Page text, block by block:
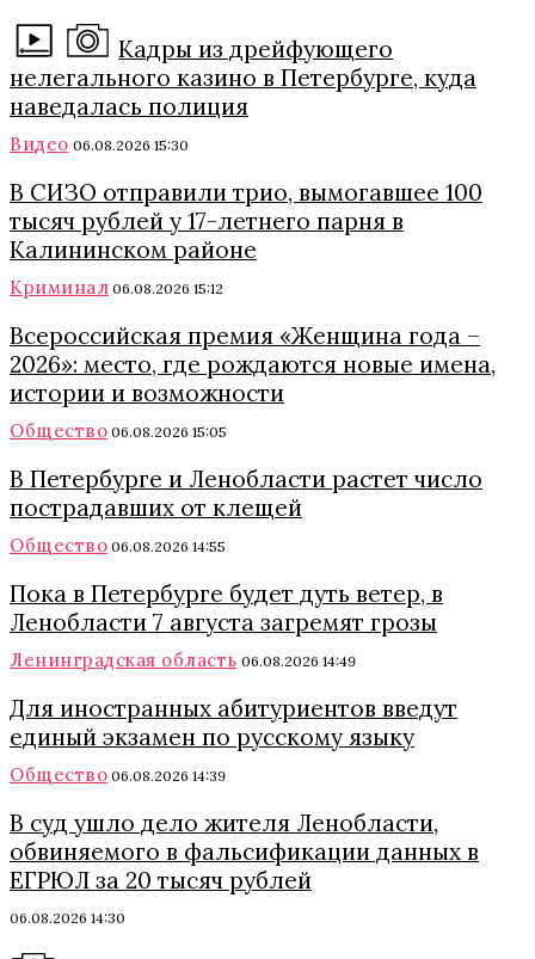
Кадры из дрейфующего
нелегального казино в Петербурге, куда
наведалась полиция
Видео 06.08.2026 15:30
В СИЗО отправили трио, вымогавшее 100
тысяч рублей у 17-летнего парня в
Калининском районе
Криминал 06.08.2026 15:12
Всероссийская премия «Женщина года –
2026»: место, где рождаются новые имена,
истории и возможности
Общество 06.08.2026 15:05
В Петербурге и Ленобласти растет число
пострадавших от клещей
Общество 06.08.2026 14:55
Пока в Петербурге будет дуть ветер, в
Ленобласти 7 августа загремят грозы
Ленинградская область 06.08.2026 14:49
Для иностранных абитуриентов введут
единый экзамен по русскому языку
Общество 06.08.2026 14:39
В суд ушло дело жителя Ленобласти,
обвиняемого в фальсификации данных в
ЕГРЮЛ за 20 тысяч рублей
06.08.2026 14:30